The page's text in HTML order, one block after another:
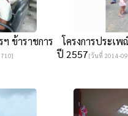
ข้าราชการ
โครงการประเ
ปี 2557[วันที่ 2014-